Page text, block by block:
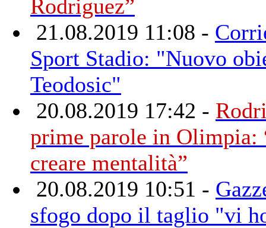
Rodriguez”
21.08.2019 11:08 -
Sport Stadio: "Nuovo
Teodosic"
20.08.2019 17:42 -
prime parole in Olimpia:
creare mentalità”
20.08.2019 10:51 -
sfogo dopo il taglio "vi